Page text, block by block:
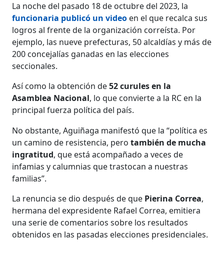
La noche del pasado 18 de octubre del 2023, la
funcionaria publicó un video en el que recalca sus
logros al frente de la organización correísta. Por
ejemplo, las nueve prefecturas, 50 alcaldías y más de
200 concejalías ganadas en las elecciones
seccionales.
Así como la obtención de52 curules en la
Asamblea Nacional, lo que convierte a la RC en la
principal fuerza política del país.
No obstante, Aguiñaga manifestó que la “política es
un camino de resistencia, perotambién de mucha
ingratitud, que está acompañado a veces de
infamias y calumnias que trastocan a nuestras
familias”.
La renuncia se dio después de que Pierina Correa,
hermana del expresidente Rafael Correa, emitiera
una serie de comentarios sobre los resultados
obtenidos en las pasadas elecciones presidenciales.